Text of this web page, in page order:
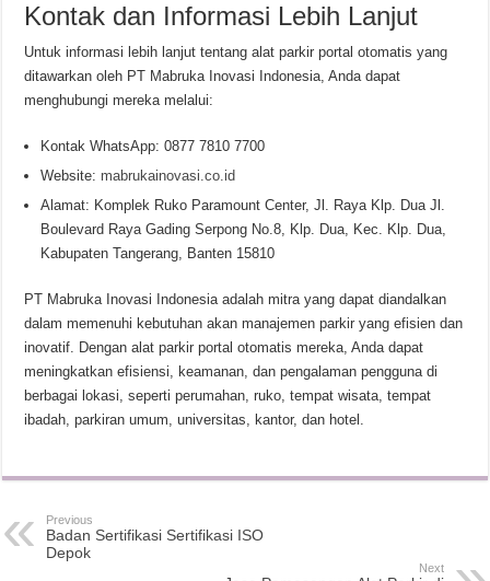
Kontak dan Informasi Lebih Lanjut
Untuk informasi lebih lanjut tentang alat parkir portal otomatis yang
ditawarkan oleh PT Mabruka Inovasi Indonesia, Anda dapat
menghubungi mereka melalui:
Kontak WhatsApp: 0877 7810 7700
Website: mabrukainovasi.co.id
Alamat: Komplek Ruko Paramount Center, Jl. Raya Klp. Dua Jl.
Boulevard Raya Gading Serpong No.8, Klp. Dua, Kec. Klp. Dua,
Kabupaten Tangerang, Banten 15810
PT Mabruka Inovasi Indonesia adalah mitra yang dapat diandalkan
dalam memenuhi kebutuhan akan manajemen parkir yang efisien dan
inovatif. Dengan alat parkir portal otomatis mereka, Anda dapat
meningkatkan efisiensi, keamanan, dan pengalaman pengguna di
berbagai lokasi, seperti perumahan, ruko, tempat wisata, tempat
ibadah, parkiran umum, universitas, kantor, dan hotel.
Previous
Badan Sertifikasi Sertifikasi ISO
Depok
Next